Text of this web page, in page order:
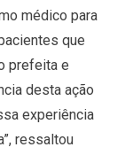
médico para
que
prefeita e
desta ação
experiência
ressaltou